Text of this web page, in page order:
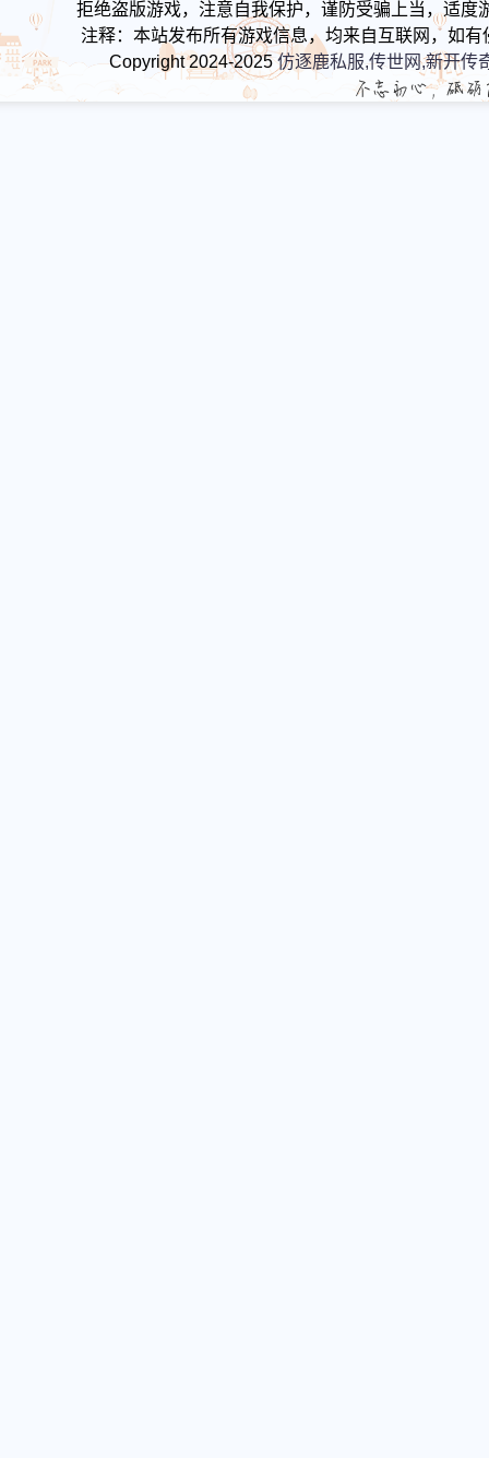
拒绝盗版游戏，注意自我保护，谨防受骗上当，适
注释：本站发布所有游戏信息，均来自互联网，如
Copyright 2024-2025仿逐鹿私服,传世网,新开传